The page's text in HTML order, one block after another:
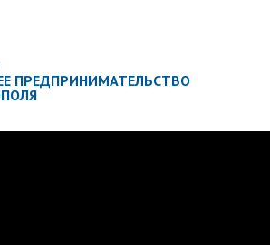
ПРЕДПРИНИМАТЕЛЬСТВО